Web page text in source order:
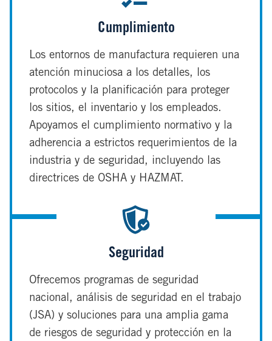
Cumplimiento
Los entornos de manufactura requieren una
atención minuciosa a los detalles, los
protocolos y la planificación para proteger
los sitios, el inventario y los empleados.
Apoyamos el cumplimiento normativo y la
adherencia a estrictos requerimientos de la
industria y de seguridad, incluyendo las
directrices de OSHA y HAZMAT.
Seguridad
Ofrecemos programas de seguridad
nacional, análisis de seguridad en el trabajo
(JSA) y soluciones para una amplia gama
de riesgos de seguridad y protección en la